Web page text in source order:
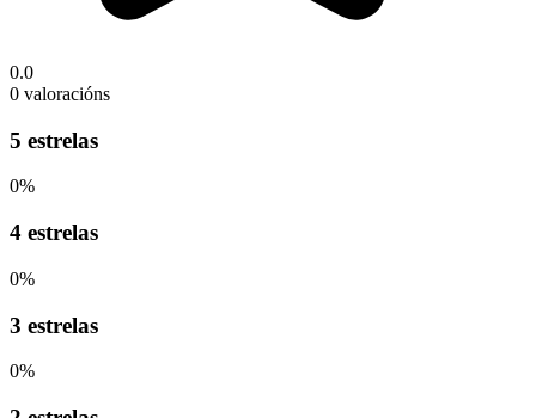
0.0
0 valoracións
5 estrelas
0%
4 estrelas
0%
3 estrelas
0%